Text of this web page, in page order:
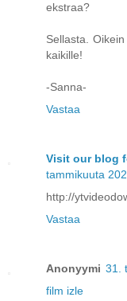
ekstraa?
Sellasta.
kaikille!
-Sanna-
Vastaa
Visit our blog
tammikuuta
http://
Vastaa
Anonyymi 31.
film izle